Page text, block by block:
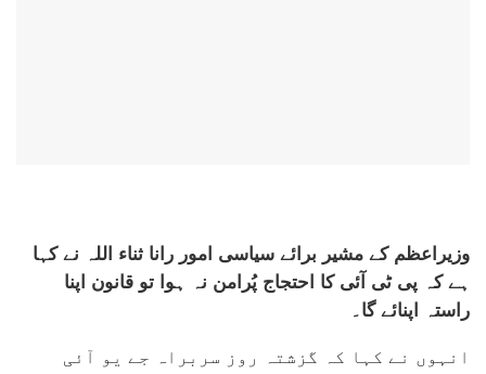
وزیراعظم کے مشیر برائے سیاسی امور رانا ثناء اللہ نے کہا
ہے کہ پی ٹی آئی کا احتجاج پُرامن نہ ہوا تو قانون اپنا
راستہ اپنائے گا۔
انہوں نے کہا کہ گزشتہ روز سربراہ جے یو آئی